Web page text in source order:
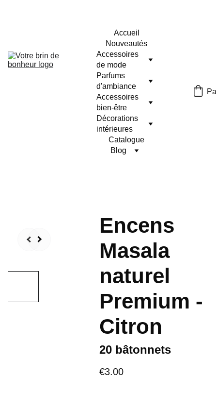
Accueil
Nouveautés
Accessoires
de mode
Parfums
d'ambiance
Accessoires
bien-être
Décorations
intérieures
Catalogue
Blog
Encens
Masala
naturel
Premium -
Citron
20 bâtonnets
€3.00